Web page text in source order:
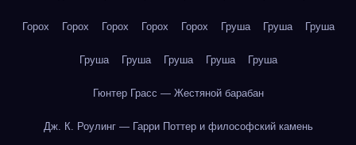
Горох Горох Горох Горох Горох Груша Груша Груша
Груша Груша Груша Груша Груша
Гюнтер Грасс — Жестяной барабан
Дж. К. Роулинг — Гарри Поттер и философский камень